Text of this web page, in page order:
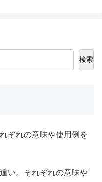
検索
ぞれの意味や使用例を
い。それぞれの意味や